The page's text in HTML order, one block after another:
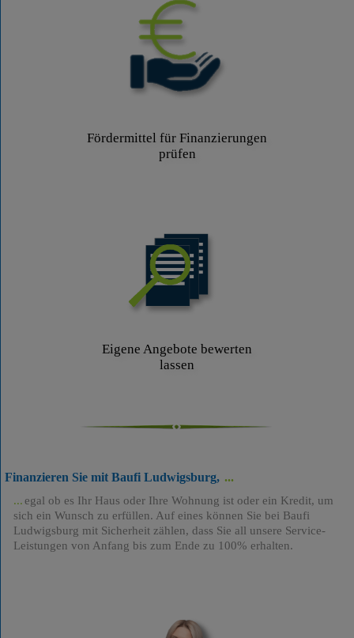
Fördermittel für Finanzierungen
prüfen
Eigene Angebote bewerten
lassen
Finanzieren Sie mit Baufi Ludwigsburg,
egal ob es Ihr Haus oder Ihre Wohnung ist oder ein Kredit, um
sich ein Wunsch zu erfüllen. Auf eines können Sie bei Baufi
Ludwigsburg mit Sicherheit zählen, dass Sie all unsere Service-
Leistungen von Anfang bis zum Ende zu 100% erhalten.